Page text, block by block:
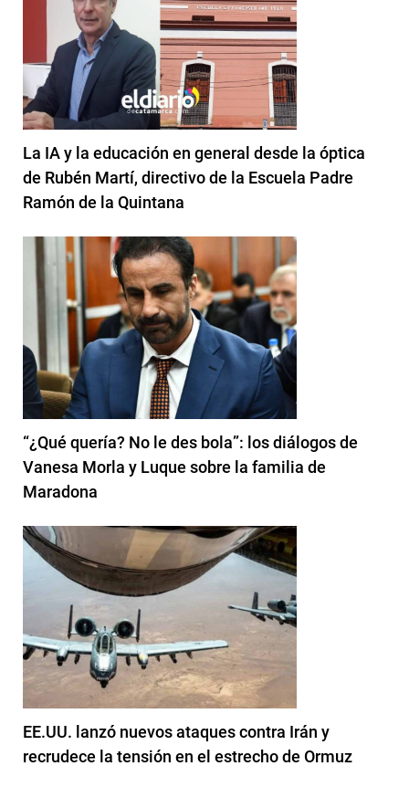
La IA y la educación en general desde la óptica
de Rubén Martí, directivo de la Escuela Padre
Ramón de la Quintana
“¿Qué quería? No le des bola”: los diálogos de
Vanesa Morla y Luque sobre la familia de
Maradona
EE.UU. lanzó nuevos ataques contra Irán y
recrudece la tensión en el estrecho de Ormuz